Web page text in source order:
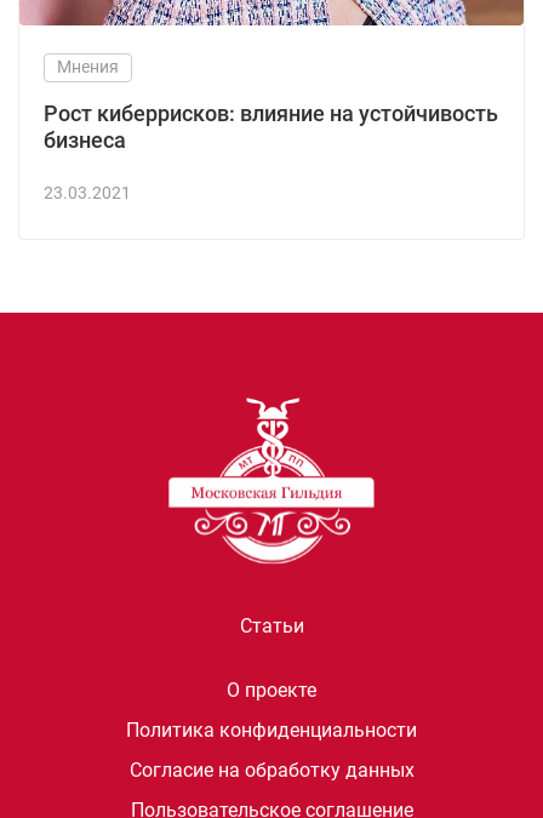
Мнения
Рост киберрисков: влияние на устойчивость
бизнеса
23.03.2021
Статьи
О проекте
Политика конфиденциальности
Согласие на обработку данных
Пользовательское соглашение